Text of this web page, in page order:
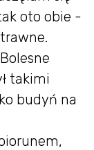
oto obie -
takimi
budyń na